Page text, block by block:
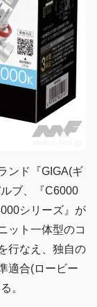
ンド『GIGA(ギ
ブ、『C6000
シリーズ』が
ット一体型のコ
行なえ、独自の
適合(ロービー
。